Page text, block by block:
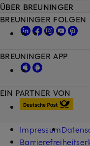
ÜBER BREUNINGER
EIN PARTNER VON
BREUNINGER FOLGEN
BREUNINGER APP
Impressum